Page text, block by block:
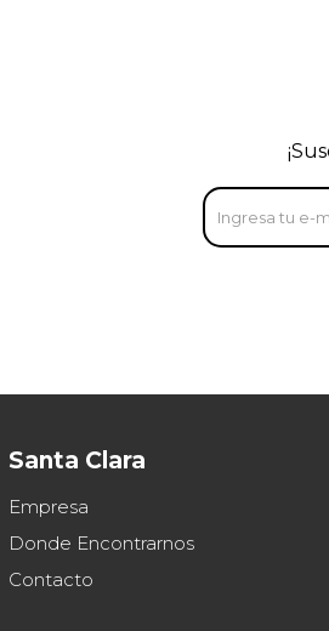
Santa Clara
Empresa
Donde Encontrarnos
Contacto